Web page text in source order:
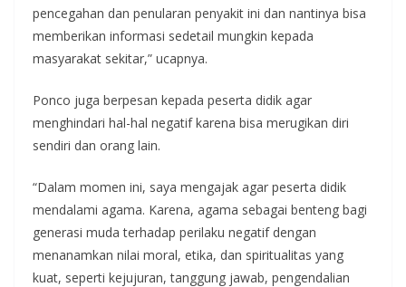
pencegahan dan penularan penyakit ini dan nantinya bisa
memberikan informasi sedetail mungkin kepada
masyarakat sekitar,” ucapnya.
Ponco juga berpesan kepada peserta didik agar
menghindari hal-hal negatif karena bisa merugikan diri
sendiri dan orang lain.
“Dalam momen ini, saya mengajak agar peserta didik
mendalami agama. Karena, agama sebagai benteng bagi
generasi muda terhadap perilaku negatif dengan
menanamkan nilai moral, etika, dan spiritualitas yang
kuat, seperti kejujuran, tanggung jawab, pengendalian